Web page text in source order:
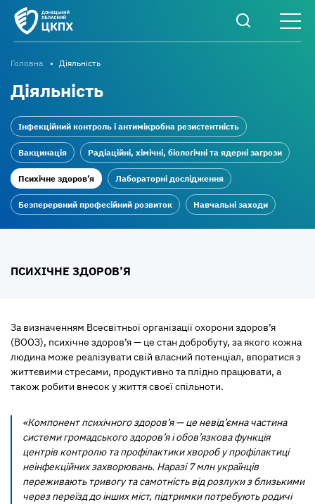
Головна Діяльність
Діяльність
Інфекційний контроль і антимікробна резистентність
Вакцинація Радіаційні, хімічні, біологічні та ядерні загрози
Психічне здоров’я Лабораторні дослідження
Безперервний професійний розвиток Навчальні заходи
ПСИХІЧНЕ ЗДОРОВ’Я
За визначенням Всесвітньої організації охорони здоров’я
(ВООЗ), психічне здоров’я — це стан добробуту, за якого кожна
людина може реалізувати свій власний потенціал, впоратися з
життєвими стресами, продуктивно та плідно працювати, а
також робити внесок у життя своєї спільноти.
«Компонент психічного здоров’я — це невід’ємна частина
системи громадського здоров’я і обов’язкова функція
центрів контролю та профілактики хвороб у профілактиці
неінфекційних захворювань. Наразі 7 млн українців
переживають тривогу та самотність від розлуки з близькими
через переїзд до інших міст, підтримки потребують родичі